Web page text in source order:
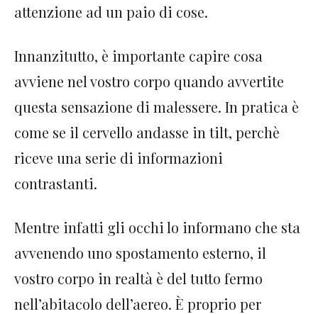
attenzione ad un paio di cose.
Innanzitutto, è importante capire cosa
avviene nel vostro corpo quando avvertite
questa sensazione di malessere. In pratica è
come se il cervello andasse in tilt, perchè
riceve una serie di informazioni
contrastanti.
Mentre infatti gli occhi lo informano che sta
avvenendo uno spostamento esterno, il
vostro corpo in realtà è del tutto fermo
nell’abitacolo dell’aereo. È proprio per